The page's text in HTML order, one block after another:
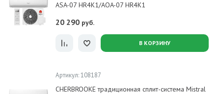
ASA-07 HR4K1/AOA-07 HR4K1
20 290 руб.
В КОРЗИНУ
Артикул: 108187
CHERBROOKE традиционная сплит-система Mistral